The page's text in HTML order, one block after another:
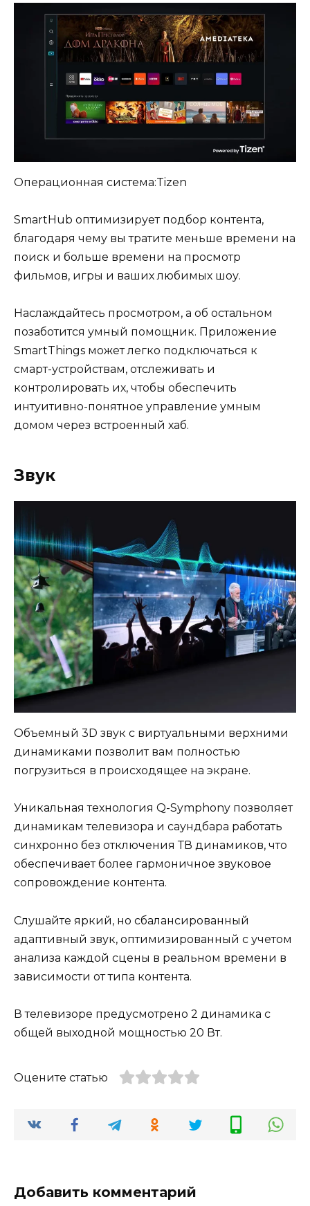
Операционная система:Tizen
SmartHub оптимизирует подбор контента,
благодаря чему вы тратите меньше времени на
поиск и больше времени на просмотр
фильмов, игры и ваших любимых шоу.
Наслаждайтесь просмотром, а об остальном
позаботится умный помощник. Приложение
SmartThings может легко подключаться к
смарт-устройствам, отслеживать и
контролировать их, чтобы обеспечить
интуитивно-понятное управление умным
домом через встроенный хаб.
Звук
Объемный 3D звук с виртуальными верхними
динамиками позволит вам полностью
погрузиться в происходящее на экране.
Уникальная технология Q-Symphony позволяет
динамикам телевизора и саундбара работать
синхронно без отключения ТВ динамиков, что
обеспечивает более гармоничное звуковое
сопровождение контента.
Слушайте яркий, но сбалансированный
адаптивный звук, оптимизированный с учетом
анализа каждой сцены в реальном времени в
зависимости от типа контента.
В телевизоре предусмотрено 2 динамика с
общей выходной мощностью 20 Вт.
Оцените статью
Добавить комментарий